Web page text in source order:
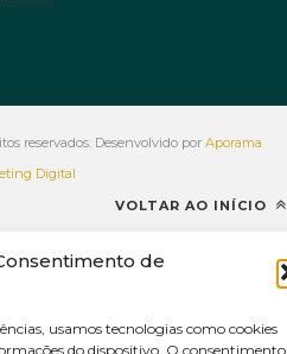
de
usamos tecnologias como cookies
do dispositivo. O consentimento
reservados. Desenvolvido por Aporama
Digital
VOLTAR AO INÍCIO